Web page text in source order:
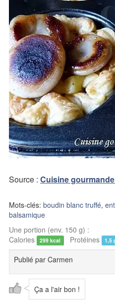
Source : Cuisine
Mots-clés: boudin blanc truffé,
balsamique
Une portion (env. 150 g) :
Calories
299 kcal Protéines 1,5
Publié par Carmen
Ça a l'air bon !